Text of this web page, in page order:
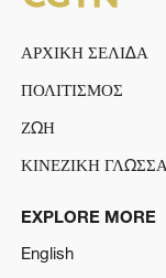
ΑΡΧΙΚΗ ΣΕΛΙΔΑ
ΠΟΛΙΤΙΣΜΟΣ
ΖΩΗ
ΚΙΝΕΖΙΚΗ ΓΛΩΣΣΑ
EXPLORE MORE
English